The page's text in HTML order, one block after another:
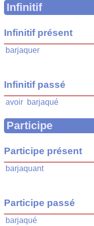
Infinitif
Infinitif présent
barjaquer
Infinitif passé
avoir barjaqué
Participe
Participe présent
barjaquant
Participe passé
barjaqué